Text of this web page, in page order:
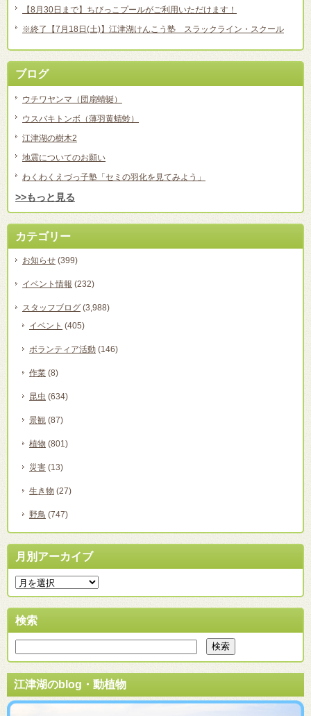
【8月30日まで】ちびっこプールがご利用いただけます！
※終了【7月18日(土)】江津湖けんこう塾 スラックライン・スクール
ブログ
ウチワヤンマ（団扇蜻蜒）
ウスバキトンボ（薄羽黄蜻蛉）
江津湖の樹木2
地震についてのお願い
わくわくえづっ子塾「セミの羽化を見てみよう」
>>もっと見る
カテゴリー
お知らせ (399)
イベント情報 (232)
スタッフブログ (3,988)
イベント (405)
ボランティア活動 (146)
作業 (8)
昆虫 (634)
景観 (87)
植物 (801)
災害 (13)
生き物 (27)
野鳥 (747)
月別アーカイブ
検索
江津湖のblog・動植物